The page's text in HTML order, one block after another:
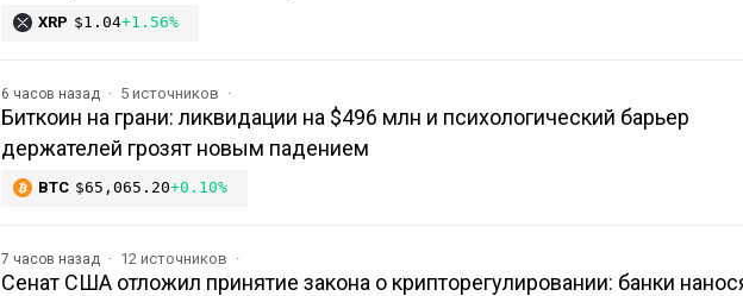
XRP $1.04+1.56%
6 часов назад 5 источников
Биткоин на грани: ликвидации на $496 млн и психологический барьер
держателей грозят новым падением
BTC $65,065.20+0.10%
7 часов назад 12 источников
Сенат США отложил принятие закона о крипторегулировании: банки